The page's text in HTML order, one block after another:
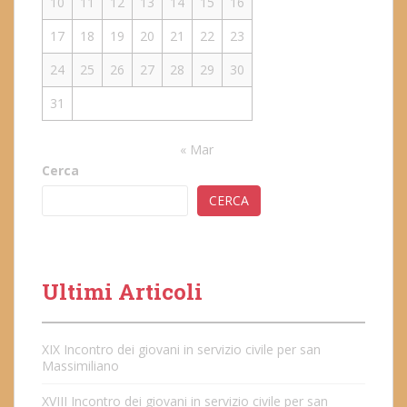
17
18 19 20 21 22
23
24
25 26 27 28 29
30
31
« Mar
Cerca
CERCA
Ultimi Articoli
XIX Incontro dei giovani in servizio civile per san
Massimiliano
XVIII Incontro dei giovani in servizio civile per san